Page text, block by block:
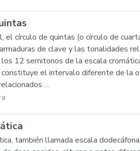
el círculo de quintas (o círculo de
de clave y las tonalidades
12 semitonos de la escala
el intervalo diferente de la
…
también llamada escala